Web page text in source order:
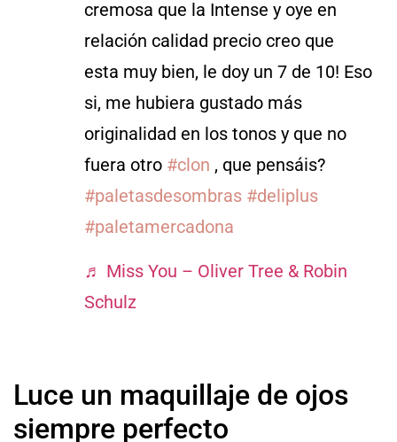
cremosa que la Intense y oye en
relación calidad precio creo que
esta muy bien, le doy un 7 de 10! Eso
si, me hubiera gustado más
originalidad en los tonos y que no
fuera otro #clon , que pensáis?
#paletasdesombras #deliplus
#paletamercadona
♬ Miss You – Oliver Tree & Robin
Schulz
Luce un maquillaje de ojos
siempre perfecto